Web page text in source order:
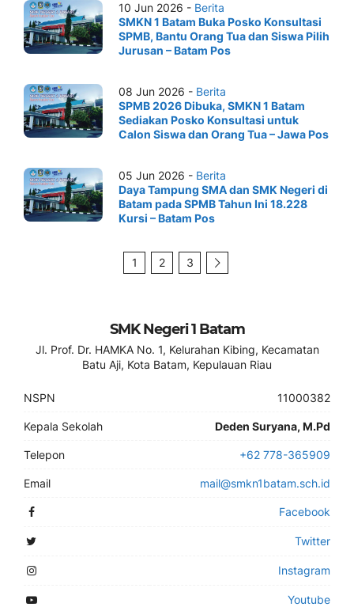
10 Jun 2026 - Berita
SMKN 1 Batam Buka Posko Konsultasi
SPMB, Bantu Orang Tua dan Siswa Pilih
Jurusan – Batam Pos
08 Jun 2026 - Berita
SPMB 2026 Dibuka, SMKN 1 Batam
Sediakan Posko Konsultasi untuk
Calon Siswa dan Orang Tua – Jawa Pos
05 Jun 2026 - Berita
Daya Tampung SMA dan SMK Negeri di
Batam pada SPMB Tahun Ini 18.228
Kursi – Batam Pos
1 2 3
SMK Negeri 1 Batam
Jl. Prof. Dr. HAMKA No. 1, Kelurahan Kibing, Kecamatan
Batu Aji, Kota Batam, Kepulauan Riau
NSPN 11000382
Kepala Sekolah Deden Suryana, M.Pd
Telepon +62 778-365909
Email mail@smkn1batam.sch.id
Facebook
Twitter
Instagram
Youtube